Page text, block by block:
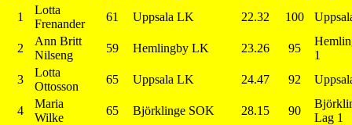
1
Lotta
Frenander
61 Uppsala LK 22.32 100
2
Ann Britt
Nilseng
59 Hemlingby LK 23.26 95
1
3
Lotta
Ottosson
65 Uppsala LK 24.47 92
4
Maria
Wilke
65 Björklinge SOK 28.15 90
Lag 1